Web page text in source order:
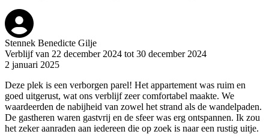
Stennek Benedicte Gilje
Verblijf van 22 december 2024 tot 30 december 2024
2 januari 2025
Deze plek is een verborgen parel! Het appartement was ruim en
goed uitgerust, wat ons verblijf zeer comfortabel maakte. We
waardeerden de nabijheid van zowel het strand als de wandelpaden.
De gastheren waren gastvrij en de sfeer was erg ontspannen. Ik zou
het zeker aanraden aan iedereen die op zoek is naar een rustig uitje.